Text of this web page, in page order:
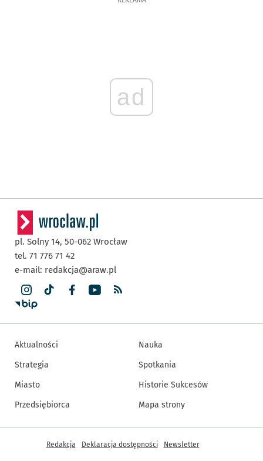
ad
pl. Solny 14, 50-062 Wrocław
tel. 71 776 71 42
e-mail: redakcja@araw.pl
Aktualności
Strategia
Miasto
Przedsiębiorca
Nauka
Spotkania
Historie Sukcesów
Mapa strony
Inne informacje
Redakcja Deklaracja dostępności Newsletter